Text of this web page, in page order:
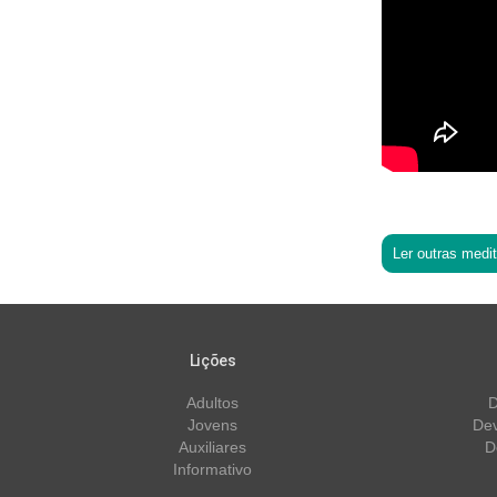
Ler outras
Lições
Adultos
Jovens
Auxiliares
Informativo